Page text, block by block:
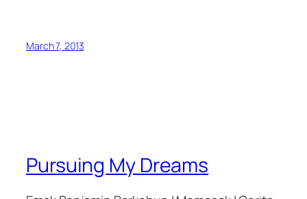
March 7, 2013
Pursuing My Dreams